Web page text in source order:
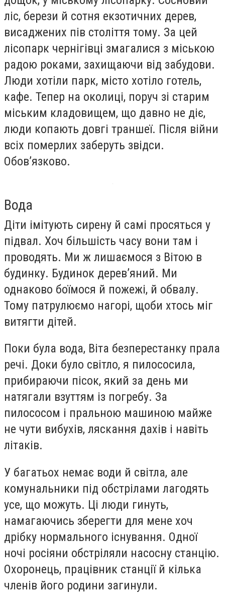
ліс, берези й сотня екзотичних дерев,
висаджених пів століття тому. За цей
лісопарк чернігівці змагалися з міською
радою роками, захищаючи від забудови.
Люди хотіли парк, місто хотіло готель,
кафе. Тепер на околиці, поруч зі старим
міським кладовищем, що давно не діє,
люди копають довгі траншеї. Після війни
всіх померлих заберуть звідси.
Обов’язково.
Вода
Діти імітують сирену й самі просяться у
підвал. Хоч більшість часу вони там і
проводять. Ми ж лишаємося з Вітою в
будинку. Будинок дерев’яний. Ми
однаково боїмося й пожежі, й обвалу.
Тому патрулюємо нагорі, щоби хтось міг
витягти дітей.
Поки була вода, Віта безперестанку прала
речі. Доки було світло, я пилососила,
прибираючи пісок, який за день ми
натягали взуттям із погребу. За
пилососом і пральною машиною майже
не чути вибухів, ляскання дахів і навіть
літаків.
У багатьох немає води й світла, але
комунальники під обстрілами лагодять
усе, що можуть. Ці люди гинуть,
намагаючись зберегти для мене хоч
дрібку нормального існування. Одної
ночі росіяни обстріляли насосну станцію.
Охоронець, працівник станції й кілька
членів його родини загинули.